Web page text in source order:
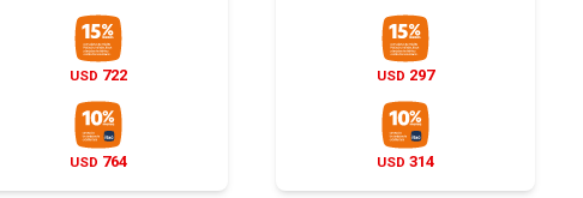
USD 722
USD 764
USD 297
USD 314